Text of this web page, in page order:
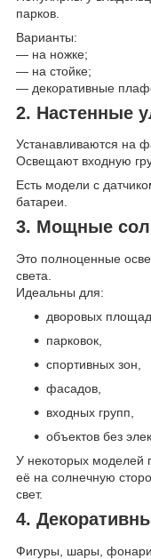
парков.
Варианты:
— на ножке;
— на стойке;
— декоративные
2. Настенные
Устанавливаются на
Освещают входную
Есть модели с
батареи.
3. Мощные
Это полноценные
света.
Идеальны для:
дворовых
парковок,
спортивных зон,
фасадов,
входных групп,
объектов без
У некоторых моделей
её на солнечную
свет.
4.
Фигуры, шары,